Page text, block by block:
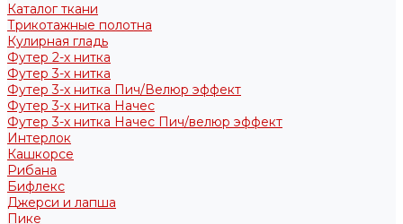
Каталог ткани
Трикотажные полотна
Кулирная гладь
Футер 2-х нитка
Футер 3-х нитка
Футер 3-х нитка Пич/Велюр эффект
Футер 3-х нитка Начес
Футер 3-х нитка Начес Пич/велюр эффект
Интерлок
Кашкорсе
Рибана
Бифлекс
Джерси и лапша
Пике